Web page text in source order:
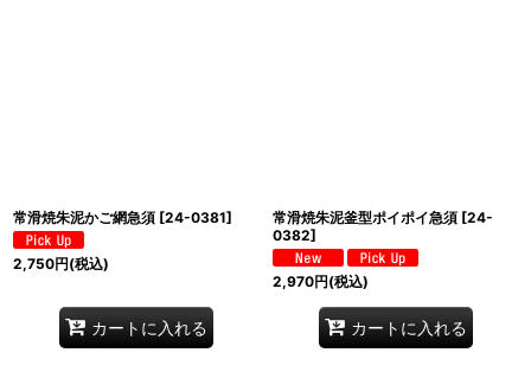
常滑焼朱泥かご網急須 [24-0381]
2,750円(税込)
カートに入れる
常滑焼朱泥釜型ポイポイ急須 [24-
0382]
2,970円(税込)
カートに入れる